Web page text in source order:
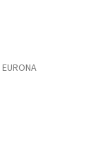
EURONA